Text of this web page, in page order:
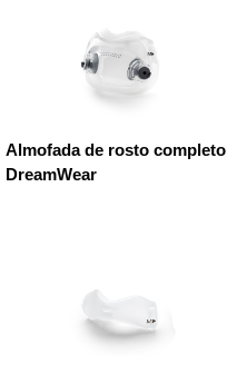
Almofada de rosto completo
DreamWear